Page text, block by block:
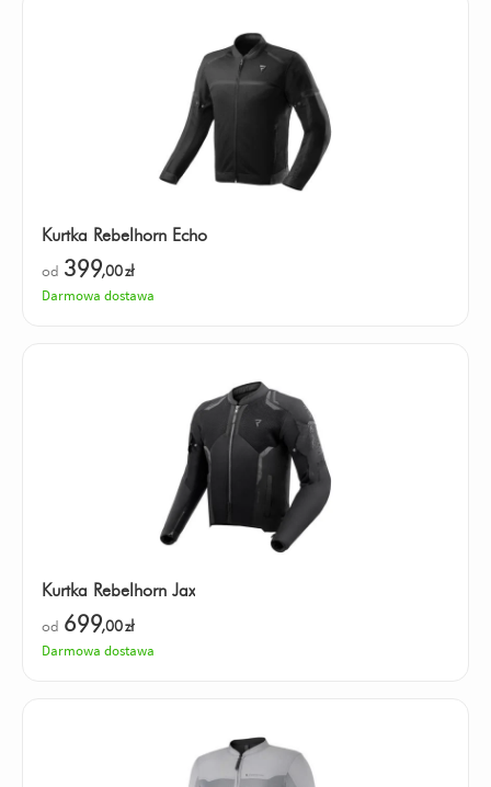
Kurtka Rebelhorn Echo
od 399,00zł
Darmowa dostawa
Kurtka Rebelhorn Jax
od 699,00zł
Darmowa dostawa